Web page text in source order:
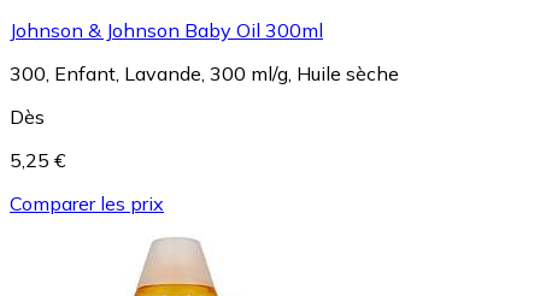
Johnson & Johnson Baby Oil 300ml
300, Enfant, Lavande, 300 ml/g, Huile sèche
Dès
5,25 €
Comparer les prix